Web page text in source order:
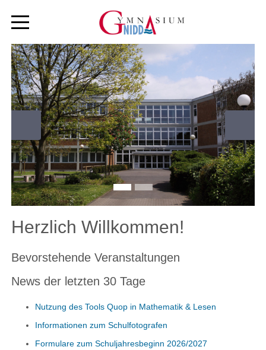
Zurück
Herzlich Willkommen!
Bevorstehende Veranstaltungen
News der letzten 30 Tage
Nutzung des Tools Quop in Mathematik & Lesen
Informationen zum Schulfotografen
Formulare zum Schuljahresbeginn 2026/2027